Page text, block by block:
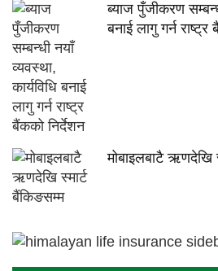
ब्याज पुँजीकरण
बनाई लागु गर्न
मोबाइलबाटै ऋणदेखि